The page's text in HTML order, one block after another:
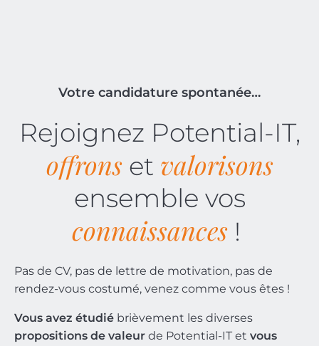
Votre candidature spontanée…
Rejoignez Potential-IT,
offrons et valorisons
ensemble vos
connaissances !
Pas de CV, pas de lettre de motivation, pas de
rendez-vous costumé, venez comme vous êtes !
Vous avez étudié brièvement les diverses
propositions de valeur de Potential-IT et vous